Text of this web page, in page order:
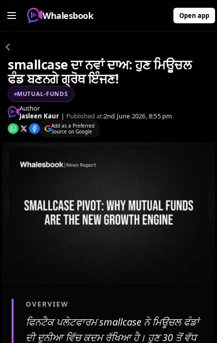
Whalesbook Open app
smallcase ਦਾ ਨਵਾਂ ਦਾਅ: ਹੁਣ ਮਿਊਚਲ
ਫੰਡ ਬਣਨਗੇ ਗ੍ਰੋਥ ਇੰਜਣ!
MUTUAL-FUNDS
Author
Jasleen Kaur | Published at:2nd June 2026, 8:55 pm
Add as a Preferred
Source on Google
OVERVIEW
ਫਿਨਟੈਕ ਪਲੇਟਫਾਰਮ smallcase ਨੇ ਮਿਊਚਲ ਫੰਡਾਂ
ਦੀ ਦੁਨੀਆ ਵਿੱਚ ਕਦਮ ਰੱਖਿਆ ਹੈ। ਹੁਣ 30 ਤੋਂ ਵੱਧ